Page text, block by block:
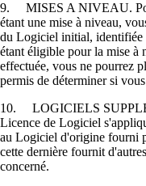
9. MISES A NIVEAU.
étant une mise à niveau,
du Logiciel initial, identifiée
étant éligible pour la mise à
effectuée, vous ne pourrez
permis de déterminer si
10. LOGICIELS
Licence de Logiciel
au Logiciel d'origine fourni
cette dernière fournit
concerné.